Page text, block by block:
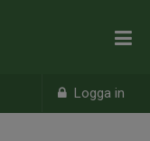
Logga in